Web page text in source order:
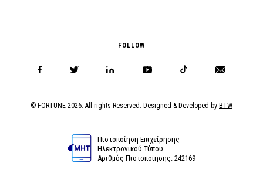
FOLLOW
© FORTUNE 2026. All rights Reserved. Designed & Developed by BTW
Πιστοποίηση Επιχείρησης
Ηλεκτρονικού Τύπου
Αριθμός Πιστοποίησης: 242169